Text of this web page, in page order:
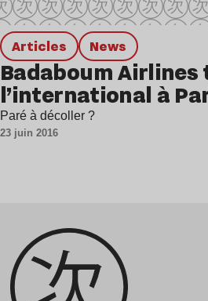
Hardcore
Global Club
Nu Jazz
Indie
Articles news
Badaboum
l’international à
Paré à décoller ?
23 juin 2016